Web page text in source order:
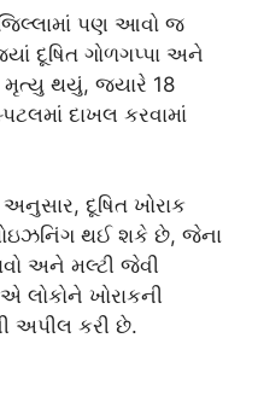
પણ આવો જ
દૂષિત ગોળગપ્પા અને
મૃત્યુ થયું, જ્યારે 18
દાખલ કરવામાં
અનુસાર, દૂષિત ખોરાક
થઈ શકે છે, જેના
અને મલ્ટી જેવી
ખોરાકની
અપીલ કરી છે.